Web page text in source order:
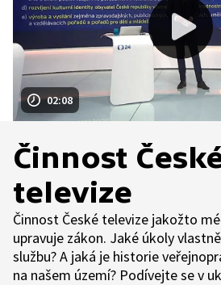
02:08
Činnost
televize
Činnost České televize jakožto
upravuje zákon. Jaké úkoly
službu? A jaká je historie
na našem území? Podívejte se v